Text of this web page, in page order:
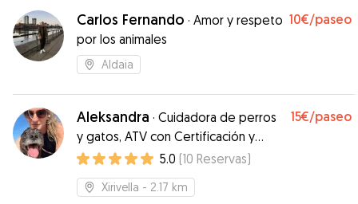
Carlos Fernando · Amor y respeto
por los animales
10€/paseo
Aldaia
Aleksandra · Cuidadora de perros
y gatos, ATV con Certificación y
Voluntaria
15€/paseo
5.0 (10 Reservas)
Xirivella - 2.17 km